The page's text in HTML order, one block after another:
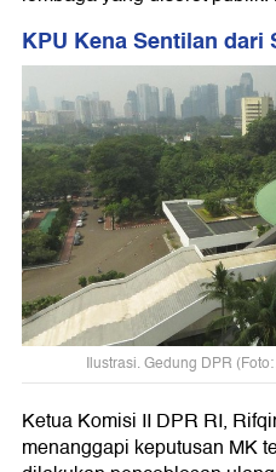
KPU Kena Sentilan dari
Ilustrasi. Gedung DPR
Ketua Komisi II DPR RI,
menanggapi keputusan MK